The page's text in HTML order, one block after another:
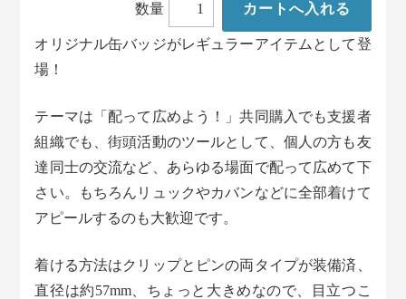
数量
オリジナル缶バッジがレギュラーアイテムとして登
場！
テーマは「配って広めよう！」共同購入でも支援者
組織でも、街頭活動のツールとして、個人の方も友
達同士の交流など、あらゆる場面で配って広めて下
さい。もちろんリュックやカバンなどに全部着けて
アピールするのも大歓迎です。
着ける方法はクリップとピンの両タイプが装備済、
直径は約57mm、ちょっと大きめなので、目立つこ